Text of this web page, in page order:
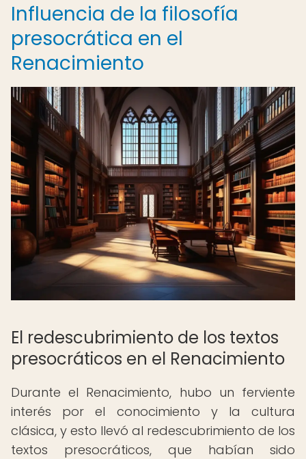
Influencia de la filosofía
presocrática en el
Renacimiento
El redescubrimiento de los textos
presocráticos en el Renacimiento
Durante el Renacimiento, hubo un ferviente
interés por el conocimiento y la cultura
clásica, y esto llevó al redescubrimiento de los
textos presocráticos, que habían sido